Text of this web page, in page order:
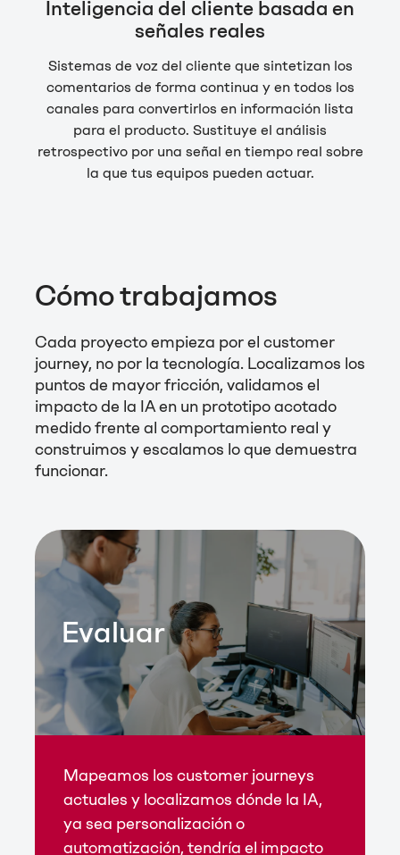
Inteligencia del cliente basada en
señales reales
Sistemas de voz del cliente que sintetizan los
comentarios de forma continua y en todos los
canales para convertirlos en información lista
para el producto. Sustituye el análisis
retrospectivo por una señal en tiempo real sobre
la que tus equipos pueden actuar.
Cómo trabajamos
Cada proyecto empieza por el customer
journey, no por la tecnología. Localizamos los
puntos de mayor fricción, validamos el
impacto de la IA en un prototipo acotado
medido frente al comportamiento real y
construimos y escalamos lo que demuestra
funcionar.
Mapeamos los customer journeys
actuales y localizamos dónde la IA,
ya sea personalización o
automatización, tendría el impacto
Evaluar